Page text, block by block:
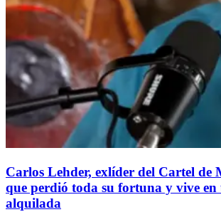
Carlos Lehder, exlíder del Cartel de
que perdió toda su fortuna y vive en
alquilada